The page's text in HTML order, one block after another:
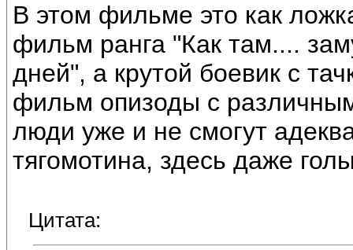
В этом фильме это как
фильм ранга "Как там....
дней", а крутой боевик с
фильм опизоды с
люди уже и не смогут
тягомотина, здесь даже
Цитата: